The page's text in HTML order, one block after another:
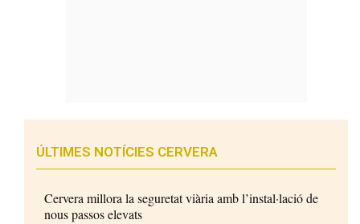
ÚLTIMES NOTÍCIES CERVERA
Cervera millora la seguretat viària amb l’instal·lació de
nous passos elevats